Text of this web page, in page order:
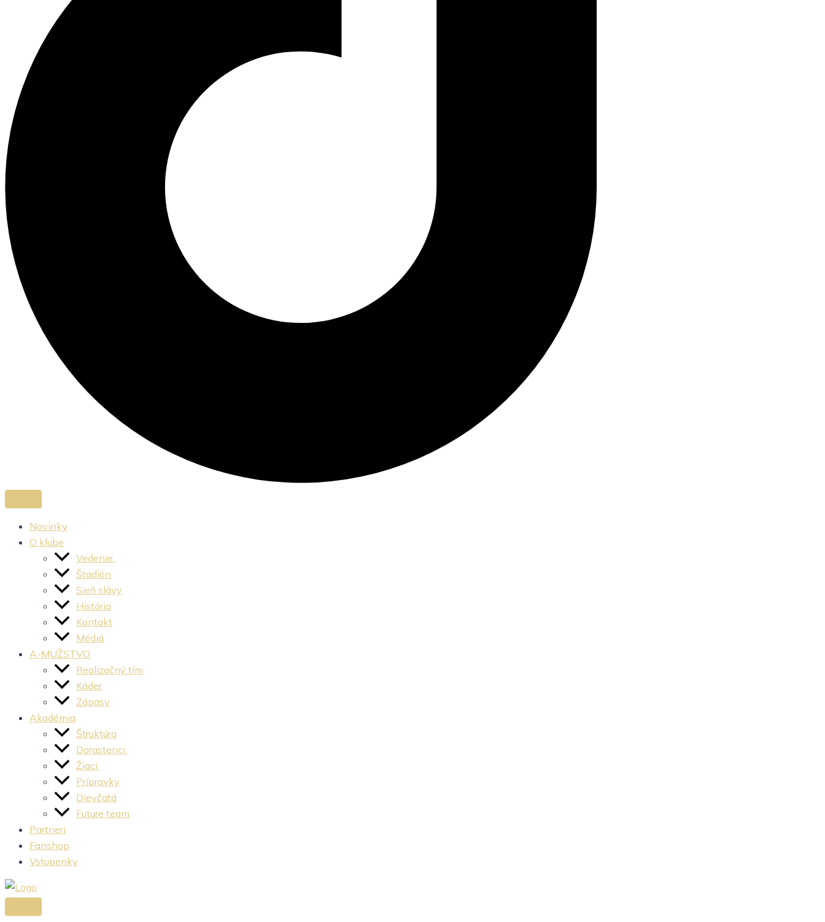
Novinky
O klube
Vedenie
Štadión
Sieň slávy
História
Kontakt
Médiá
A-MUŽSTVO
Realizačný tím
Káder
Zápasy
Akadémia
Štruktúra
Dorastenci
Žiaci
Prípravky
Dievčatá
Future team
Partneri
Fanshop
Vstupenky